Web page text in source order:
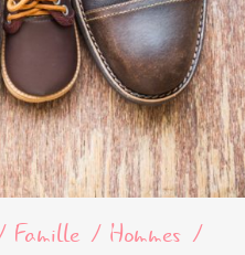
Famille Hommes